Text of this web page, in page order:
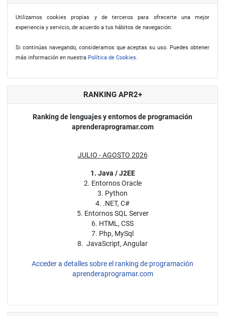
Utilizamos cookies propias y de terceros para ofrecerte una mejor
experiencia y servicio, de acuerdo a tus hábitos de navegación.
Si continúas navegando, consideramos que aceptas su uso. Puedes obtener
más información en nuestra Política de Cookies.
RANKING APR2+
Ranking de lenguajes y entornos de programación
aprenderaprogramar.com
JULIO - AGOSTO 2026
1. Java / J2EE
2. Entornos Oracle
3. Python
4. .NET, C#
5. Entornos SQL Server
6. HTML, CSS
7. Php, MySql
8. JavaScript, Angular
Acceder a detalles sobre el ranking de programación
aprenderaprogramar.com